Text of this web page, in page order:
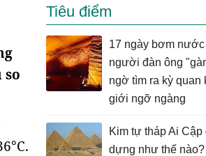
Tiêu điểm
17 ngày bơm nước
người đàn ông
ngờ tìm ra kỳ quan
giới ngỡ ngàng
Kim tự tháp Ai
dựng như thế nào?